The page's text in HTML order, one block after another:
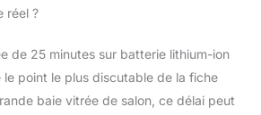
réel ?
de 25 minutes sur batterie lithium-ion
point le plus discutable de la fiche
baie vitrée de salon, ce délai peut